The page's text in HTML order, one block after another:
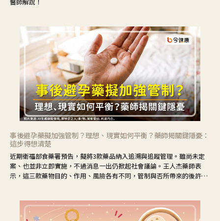
事後避孕藥擬加強管制？理想、現實如何平衡？藥師揭關鍵隱憂：
這步得想清楚
近期衛福部食藥署預告，擬將3款藥品納入追溯與追蹤管理。雖尚未定
案、也並非立即實施，不過消息一出仍掀起社會議論。王人杰藥師表
示，這三款藥物目的、作用、風險各有不同，管制與否所帶來的後許影